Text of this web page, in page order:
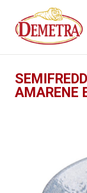
AMARENE